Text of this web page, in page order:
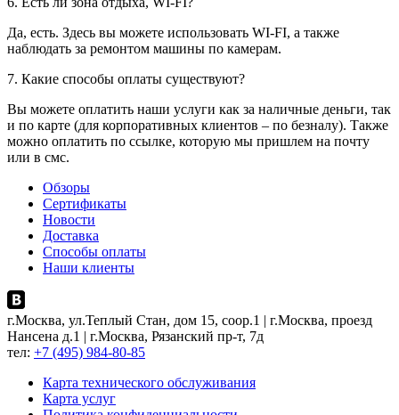
Да, есть. Здесь вы можете использовать WI-FI, а также
наблюдать за ремонтом машины по камерам.
7. Какие способы оплаты существуют?
Вы можете оплатить наши услуги как за наличные деньги, так
и по карте (для корпоративных клиентов – по безналу). Также
можно оплатить по ссылке, которую мы пришлем на почту
или в смс.
Обзоры
Сертификаты
Новости
Доставка
Способы оплаты
Наши клиенты
г.Москва, ул.Теплый Стан, дом 15, соор.1 | г.Москва, проезд
Нансена д.1 | г.Москва, Рязанский пр-т, 7д
тел: +7 (495) 984-80-85
Карта технического обслуживания
Карта услуг